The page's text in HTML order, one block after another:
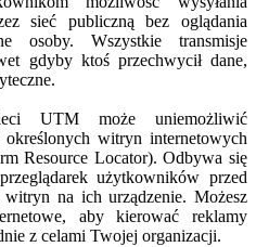
sieć publiczną bez oglądania
osoby. Wszystkie transmisje
gdyby ktoś przechwycił dane,
UTM może uniemożliwić
witryn internetowych
Resource Locator). Odbywa się
użytkowników przed
na ich urządzenie. Możesz
aby kierować reklamy
z celami Twojej organizacji.